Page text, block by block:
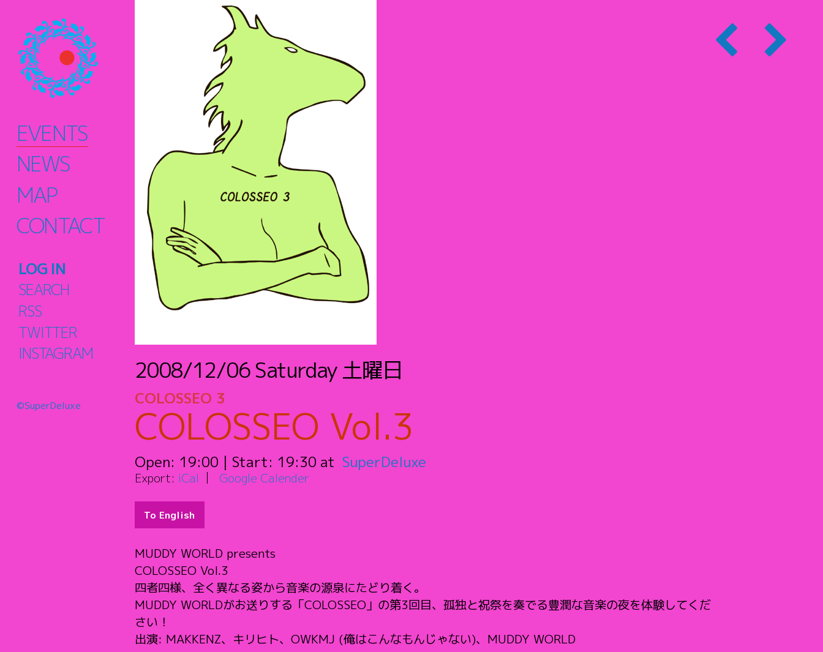
EVENTS
NEWS
MAP
CONTACT
LOG IN
SEARCH
RSS
TWITTER
INSTAGRAM
©SuperDeluxe
2008/12/06 Saturday土曜日
COLOSSEO 3
COLOSSEO Vol.3
Open: 19:00 | Start: 19:30 SuperDeluxe
Export: iCal Google Calender
To English
MUDDY WORLD presents
COLOSSEO Vol.3
四者四様、全く異なる姿から音楽の源泉にたどり着く。
MUDDY WORLDがお送りする「COLOSSEO」の第3回目、孤独と祝祭を奏でる豊潤な音楽の夜を体験してくだ
さい！
出演: MAKKENZ、キリヒト、OWKMJ (俺はこんなもんじゃない)、MUDDY WORLD